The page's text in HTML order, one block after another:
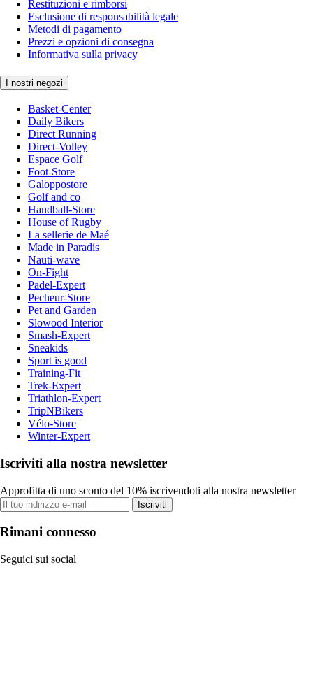
Restituzioni e rimborsi
Esclusione di responsabilità legale
Metodi di pagamento
Prezzi e opzioni di consegna
Informativa sulla privacy
I nostri negozi
Basket-Center
Daily Bikers
Direct Running
Direct-Volley
Espace Golf
Foot-Store
Galoppostore
Golf and co
Handball-Store
House of Rugby
La sellerie de Maé
Made in Paradis
Nauti-wave
On-Fight
Padel-Expert
Pecheur-Store
Pet and Garden
Slowood Interior
Smash-Expert
Sneakids
Sport is good
Training-Fit
Trek-Expert
Triathlon-Expert
TripNBikers
Vélo-Store
Winter-Expert
Iscriviti alla nostra newsletter
Approfitta di uno sconto del 10% iscrivendoti alla nostra newsletter
Iscriviti
Rimani connesso
Seguici sui social